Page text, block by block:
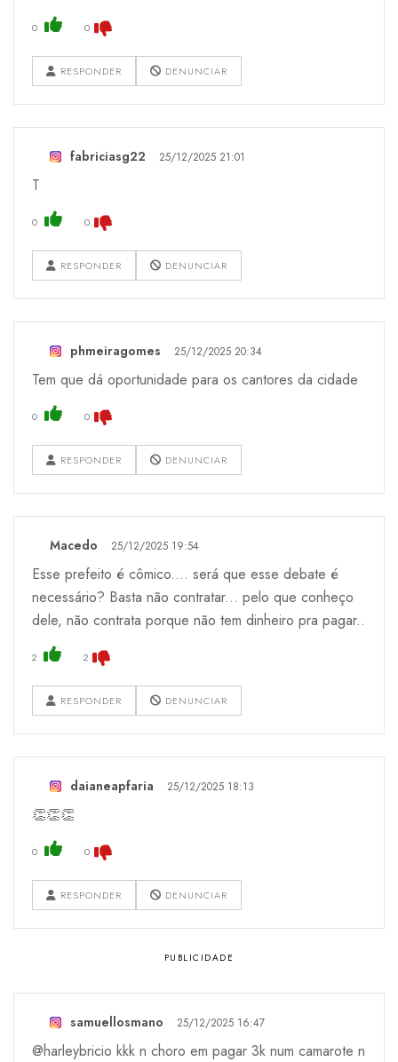
0 0
RESPONDER DENUNCIAR
fabriciasg22 25/12/2025 21:01
T
0 0
RESPONDER DENUNCIAR
phmeiragomes 25/12/2025 20:34
Tem que dá oportunidade para os cantores da cidade
0 0
RESPONDER DENUNCIAR
Macedo 25/12/2025 19:54
Esse prefeito é cômico.... será que esse debate é
necessário? Basta não contratar... pelo que conheço
dele, não contrata porque não tem dinheiro pra pagar..
2 2
RESPONDER DENUNCIAR
daianeapfaria 25/12/2025 18:13
👏👏👏
0 0
RESPONDER DENUNCIAR
samuellosmano 25/12/2025 16:47
@harleybricio kkk n choro em pagar 3k num camarote n